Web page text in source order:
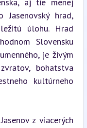
Jasenovský hrad,
úlohu. Hrad
Slovensku
je živým
bohatstva
kultúrneho
z viacerých